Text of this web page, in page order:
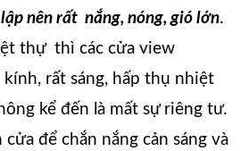
nên rất nắng, nóng, gió lớn.
thự thì các cửa view
rất sáng, hấp thụ nhiệt
kể đến là mất sự riêng tư.
cửa để chắn nắng cản sáng và